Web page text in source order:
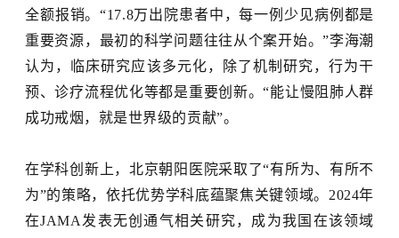
全额报销。“17.8万出院患者中，每一例少见病例都是
重要资源，最初的科学问题往往从个案开始。”李海潮
认为，临床研究应该多元化，除了机制研究，行为干
预、诊疗流程优化等都是重要创新。“能让慢阻肺人群
成功戒烟，就是世界级的贡献”。
在学科创新上，北京朝阳医院采取了“有所为、有所不
为”的策略，依托优势学科底蕴聚焦关键领域。2024年
在JAMA发表无创通气相关研究，成为我国在该领域